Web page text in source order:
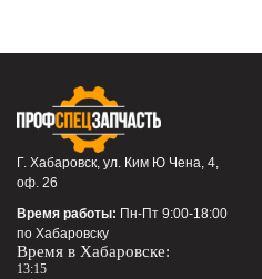
Г. Хабаровск, ул. Ким Ю Чена, 4,
оф. 26
Время работы: Пн-Пт 9:00-18:00
по Хабаровску
Время в Хабаровске:
13:15